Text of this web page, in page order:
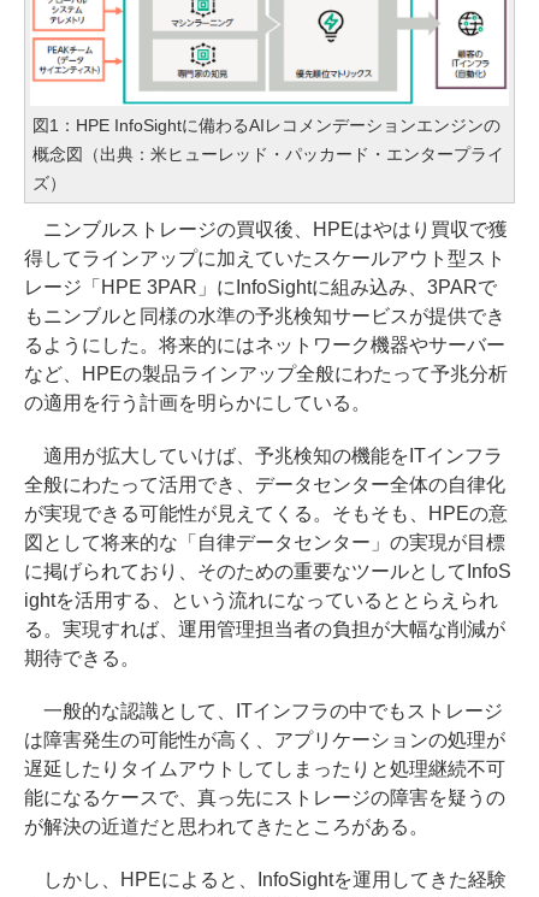
図1：HPE InfoSightに備わるAIレコメンデーションエンジンの
概念図（出典：米ヒューレッド・パッカード・エンタープライ
ズ）
ニンブルストレージの買収後、HPEはやはり買収で獲
得してラインアップに加えていたスケールアウト型スト
レージ「HPE 3PAR」にInfoSightに組み込み、3PARで
もニンブルと同様の水準の予兆検知サービスが提供でき
るようにした。将来的にはネットワーク機器やサーバー
など、HPEの製品ラインアップ全般にわたって予兆分析
の適用を行う計画を明らかにしている。
適用が拡大していけば、予兆検知の機能をITインフラ
全般にわたって活用でき、データセンター全体の自律化
が実現できる可能性が見えてくる。そもそも、HPEの意
図として将来的な「自律データセンター」の実現が目標
に掲げられており、そのための重要なツールとしてInfoS
ightを活用する、という流れになっているととらえられ
る。実現すれば、運用管理担当者の負担が大幅な削減が
期待できる。
一般的な認識として、ITインフラの中でもストレージ
は障害発生の可能性が高く、アプリケーションの処理が
遅延したりタイムアウトしてしまったりと処理継続不可
能になるケースで、真っ先にストレージの障害を疑うの
が解決の近道だと思われてきたところがある。
しかし、HPEによると、InfoSightを運用してきた経験